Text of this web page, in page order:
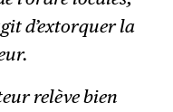
d’extorquer la
relève bien